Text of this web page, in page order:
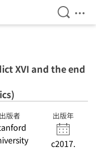
検索を
メ
XVI and the end
出版者 出版年
c2017.